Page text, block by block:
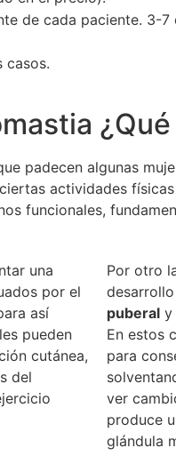
de cada paciente. 3-
casos.
¿Qué
padecen algunas
actividades
funcionales,
una
por el
así
pueden
cutánea,
del
Por otro
puberal y
En estos
para
ver
produce
glándula